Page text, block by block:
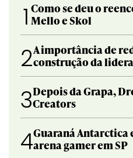
1 Como se deu o
Mello e Skol
2A importância de
construção da
3Depois da Grapa,
Creators
4Guaraná Antarctica
arena gamer em SP